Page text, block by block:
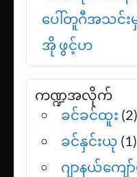
ပေါ်တူဂီအသင်း
အို ဖွင့်ဟ
ကဏ္ဍအလိုက်
ခင်ခင်ထူး (2)
ခင်နှင်းယု (1)
ဂျာနယ်ကျေ